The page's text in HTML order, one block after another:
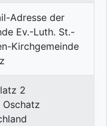
2
Oschatz